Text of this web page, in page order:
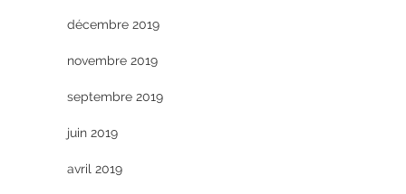
décembre 2019
novembre 2019
septembre 2019
juin 2019
avril 2019